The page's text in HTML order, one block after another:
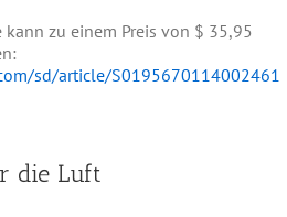
zu einem Preis von $ 35,95
sd/article/S0195670114002461
die Luft